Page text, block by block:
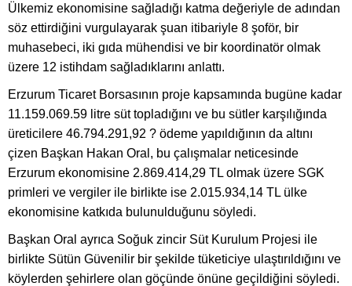
Ülkemiz ekonomisine sağladığı katma değeriyle de adından
söz ettirdiğini vurgulayarak şuan itibariyle 8 şoför, bir
muhasebeci, iki gıda mühendisi ve bir koordinatör olmak
üzere 12 istihdam sağladıklarını anlattı.
Erzurum Ticaret Borsasının proje kapsamında bugüne kadar
11.159.069.59 litre süt topladığını ve bu sütler karşılığında
üreticilere 46.794.291,92 ? ödeme yapıldığının da altını
çizen Başkan Hakan Oral, bu çalışmalar neticesinde
Erzurum ekonomisine 2.869.414,29 TL olmak üzere SGK
primleri ve vergiler ile birlikte ise 2.015.934,14 TL ülke
ekonomisine katkıda bulunulduğunu söyledi.
Başkan Oral ayrıca Soğuk zincir Süt Kurulum Projesi ile
birlikte Sütün Güvenilir bir şekilde tüketiciye ulaştırıldığını ve
köylerden şehirlere olan göçünde önüne geçildiğini söyledi.